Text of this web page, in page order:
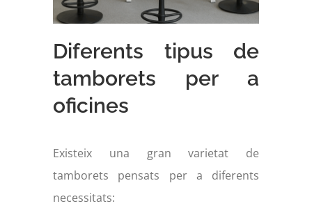
Diferents tipus de
tamborets per a
oficines
Existeix una gran varietat de
tamborets pensats per a diferents
necessitats: